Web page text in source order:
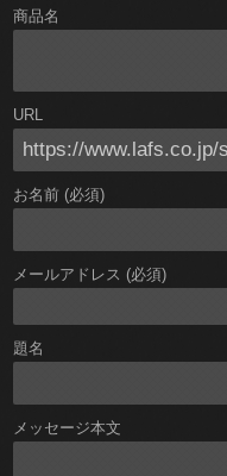
商品名
URL
お名前 (必須)
メールアドレス (必須)
題名
メッセージ本文